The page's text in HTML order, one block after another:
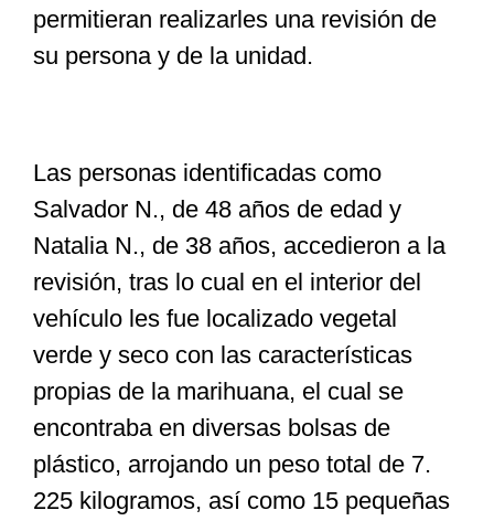
permitieran realizarles una revisión de
su persona y de la unidad.
Las personas identificadas como
Salvador N., de 48 años de edad y
Natalia N., de 38 años, accedieron a la
revisión, tras lo cual en el interior del
vehículo les fue localizado vegetal
verde y seco con las características
propias de la marihuana, el cual se
encontraba en diversas bolsas de
plástico, arrojando un peso total de 7.
225 kilogramos, así como 15 pequeñas